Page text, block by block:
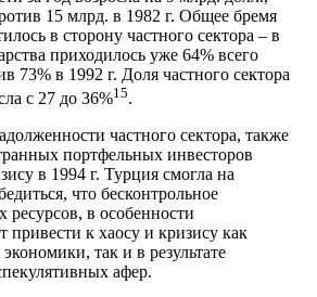
15 млрд. в 1982 г. Общее бремя
в сторону частного сектора – в
приходилось уже 64% всего
73% в 1992 г. Доля частного сектора
с 27 до 36%15.
частного сектора, также
портфельных инвесторов
в 1994 г. Турция смогла на
что бесконтрольное
в особенности
привести к хаосу и кризису как
так и в результате
афер.